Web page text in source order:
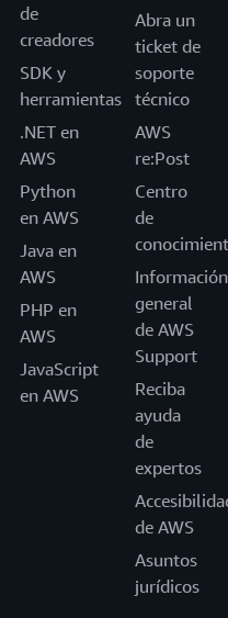
de
creadores
SDK y
herramientas
.NET en
AWS
Python
en AWS
Java en
AWS
PHP en
AWS
JavaScript
en AWS
Abra un
ticket de
soporte
técnico
AWS
re:Post
Centro
de
Información
general
de AWS
Support
Reciba
ayuda
de
expertos
de AWS
Asuntos
jurídicos